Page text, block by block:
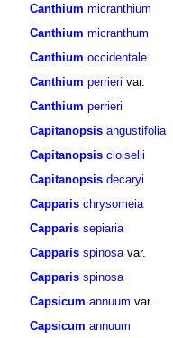
Canthium micranthium
Canthium micranthum
Canthium occidentale
Canthium perrieri var.
Canthium perrieri
Capitanopsis angustifolia
Capitanopsis cloiselii
Capitanopsis decaryi
Capparis chrysomeia
Capparis sepiaria
Capparis spinosavar.
Capparis spinosa
Capsicum annuum var.
Capsicum annuum